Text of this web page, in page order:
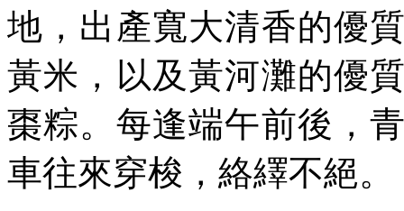
地，出產寬大清香的優
黃米，以及黃河灘的優
棗粽。每逢端午前後，
車往來穿梭，絡繹不絕。